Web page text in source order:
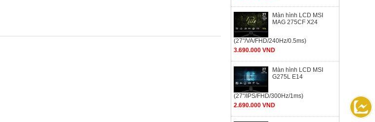
Màn hình LCD MSI
MAG 275CF X24
(27"/VA/FHD/240Hz/0.5ms)
3.690.000 VND
Màn hình LCD MSI
G275L E14
(27"/IPS/FHD/300Hz/1ms)
2.690.000 VND